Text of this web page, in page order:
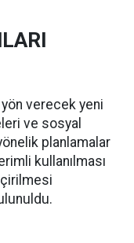
verecek yeni
ve sosyal
planlamalar
kullanılması